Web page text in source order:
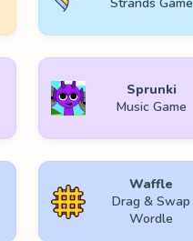
Sprunki
Music Game
Waffle
Drag & Swap
Wordle